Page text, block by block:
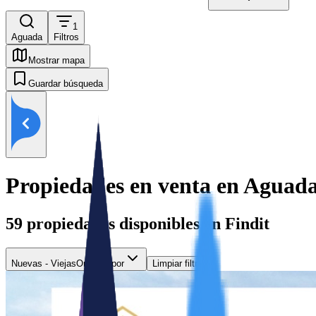
Aguada
1
Filtros
Mostrar mapa
Guardar búsqueda
Propiedades en venta en
59 propiedades disponibles en Findit
Nuevas - ViejasOrdenar por Limpiar filtros